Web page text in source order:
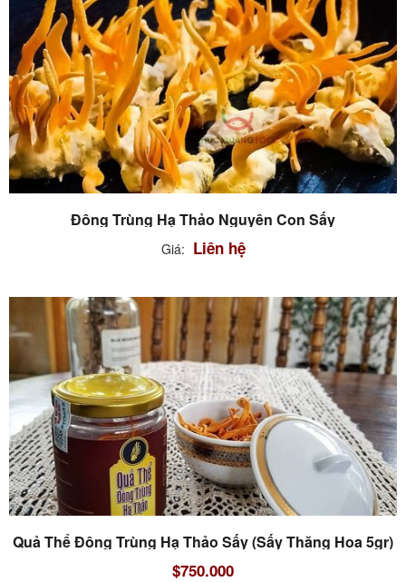
Đông Trùng Hạ Thảo Nguyên Con Sấy
Giá: Liên hệ
Quả Thể Đông Trùng Hạ Thảo Sấy (Sấy Thăng Hoa 5gr)
$750.000